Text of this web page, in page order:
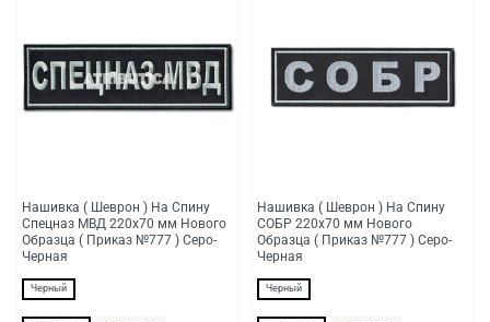
Нашивка ( Шеврон ) На Спину
Спецназ МВД 220х70 мм Нового
Образца ( Приказ №777 ) Серо-
Черная
Черный
Нашивка ( Шеврон ) На Спину
СОБР 220х70 мм Нового
Образца ( Приказ №777 ) Серо-
Черная
Черный